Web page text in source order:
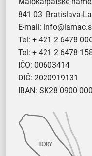
841 03 Bratislava-
E-mail:
Tel: + 421 2 6478
Tel: + 421 2 6478
IČO: 00603414
DIČ: 2020919131
IBAN: SK28 0900